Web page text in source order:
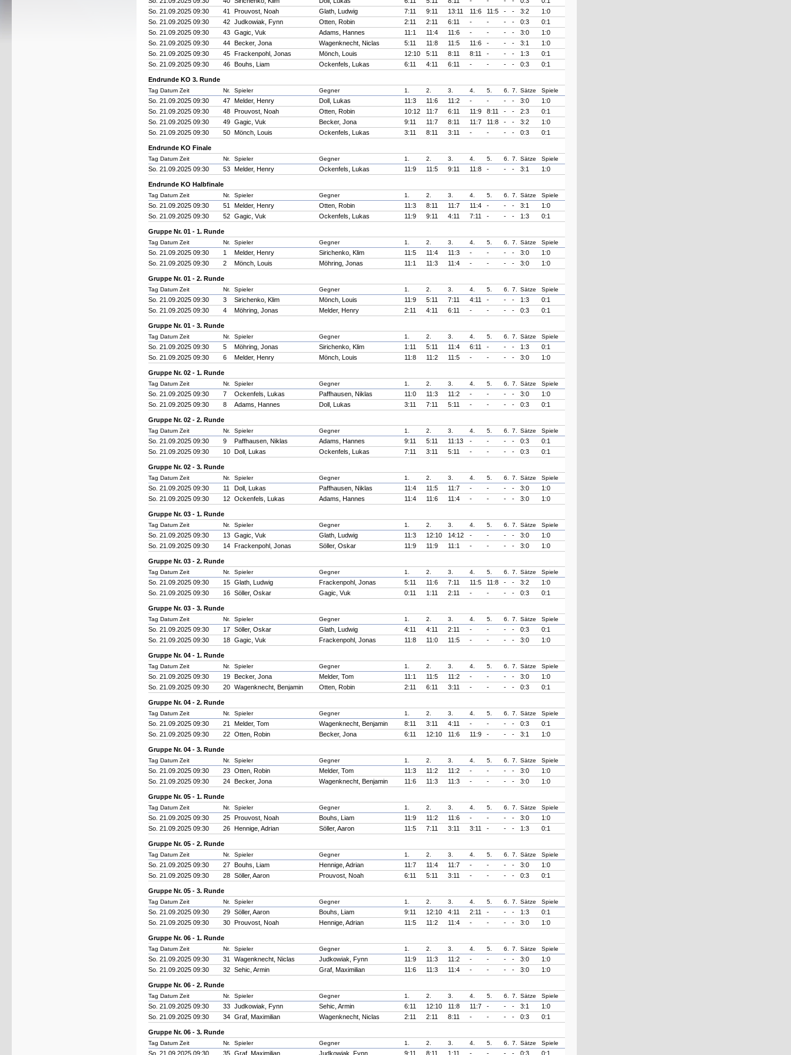
So. 21.09.2025 09:30
41 Prouvost, Noah Glath, Ludwig 7:11 9:11 13:11 11:6 11:5 - - 3:2
1:0
So. 21.09.2025 09:30
42 Judkowiak, Fynn Otten, Robin 2:11 2:11 6:11 - - - - 0:3
0:1
So. 21.09.2025 09:30
43 Gagic, Vuk Adams, Hannes 11:1 11:4 11:6 - - - - 3:0
1:0
So. 21.09.2025 09:30
44 Becker, Jona Wagenknecht, Niclas 5:11 11:8 11:5 11:6 - - - 3:1
1:0
So. 21.09.2025 09:30
45 Frackenpohl, Jonas Mönch, Louis 12:10 5:11 8:11 8:11 - - - 1:3
0:1
So. 21.09.2025 09:30
46 Bouhs, Liam Ockenfels, Lukas 6:11 4:11 6:11 - - - - 0:3 0:1
Endrunde KO 3. Runde
Tag Datum Zeit Nr. Spieler Gegner 1. 2. 3. 4. 5. 6. 7. Sätze Spiele
So. 21.09.2025 09:30 47 Melder, Henry Doll, Lukas 11:3 11:6 11:2 - - - - 3:0
1:0
So. 21.09.2025 09:30
48 Prouvost, Noah Otten, Robin 10:12 11:7 6:11 11:9 8:11 - - 2:3
0:1
So. 21.09.2025 09:30
49 Gagic, Vuk Becker, Jona 9:11 11:7 8:11 11:7 11:8 - - 3:2
1:0
So. 21.09.2025 09:30
50 Mönch, Louis Ockenfels, Lukas 3:11 8:11 3:11 - - - - 0:3 0:1
Endrunde KO Finale
Tag Datum Zeit Nr. Spieler Gegner 1. 2. 3. 4. 5. 6. 7. Sätze Spiele
So. 21.09.2025 09:30 53 Melder, Henry Ockenfels, Lukas 11:9 11:5 9:11 11:8 - - - 3:1 1:0
Endrunde KO Halbfinale
Tag Datum Zeit Nr. Spieler Gegner 1. 2. 3. 4. 5. 6. 7. Sätze Spiele
So. 21.09.2025 09:30 51 Melder, Henry Otten, Robin 11:3 8:11 11:7 11:4 - - - 3:1
1:0
So. 21.09.2025 09:30
52 Gagic, Vuk Ockenfels, Lukas 11:9 9:11 4:11 7:11 - - - 1:3 0:1
Gruppe Nr. 01 - 1. Runde
Tag Datum Zeit Nr. Spieler Gegner 1. 2. 3. 4. 5. 6. 7. Sätze Spiele
So. 21.09.2025 09:30 1 Melder, Henry Sirichenko, Klim 11:5 11:4 11:3 - - - - 3:0
1:0
So. 21.09.2025 09:30
2 Mönch, Louis Möhring, Jonas 11:1 11:3 11:4 - - - - 3:0 1:0
Gruppe Nr. 01 - 2. Runde
Tag Datum Zeit Nr. Spieler Gegner 1. 2. 3. 4. 5. 6. 7. Sätze Spiele
So. 21.09.2025 09:30 3 Sirichenko, Klim Mönch, Louis 11:9 5:11 7:11 4:11 - - - 1:3
0:1
So. 21.09.2025 09:30
4 Möhring, Jonas Melder, Henry 2:11 4:11 6:11 - - - - 0:3 0:1
Gruppe Nr. 01 - 3. Runde
Tag Datum Zeit Nr. Spieler Gegner 1. 2. 3. 4. 5. 6. 7. Sätze Spiele
So. 21.09.2025 09:30 5 Möhring, Jonas Sirichenko, Klim 1:11 5:11 11:4 6:11 - - - 1:3
0:1
So. 21.09.2025 09:30
6 Melder, Henry Mönch, Louis 11:8 11:2 11:5 - - - - 3:0 1:0
Gruppe Nr. 02 - 1. Runde
Tag Datum Zeit Nr. Spieler Gegner 1. 2. 3. 4. 5. 6. 7. Sätze Spiele
So. 21.09.2025 09:30 7 Ockenfels, Lukas Paffhausen, Niklas 11:0 11:3 11:2 - - - - 3:0
1:0
So. 21.09.2025 09:30
8 Adams, Hannes Doll, Lukas 3:11 7:11 5:11 - - - - 0:3 0:1
Gruppe Nr. 02 - 2. Runde
Tag Datum Zeit Nr. Spieler Gegner 1. 2. 3. 4. 5. 6. 7. Sätze Spiele
So. 21.09.2025 09:30 9 Paffhausen, Niklas Adams, Hannes 9:11 5:11 11:13 - - - - 0:3
0:1
So. 21.09.2025 09:30
10 Doll, Lukas Ockenfels, Lukas 7:11 3:11 5:11 - - - - 0:3 0:1
Gruppe Nr. 02 - 3. Runde
Tag Datum Zeit Nr. Spieler Gegner 1. 2. 3. 4. 5. 6. 7. Sätze Spiele
So. 21.09.2025 09:30 11 Doll, Lukas Paffhausen, Niklas 11:4 11:5 11:7 - - - - 3:0
1:0
So. 21.09.2025 09:30
12 Ockenfels, Lukas Adams, Hannes 11:4 11:6 11:4 - - - - 3:0 1:0
Gruppe Nr. 03 - 1. Runde
Tag Datum Zeit Nr. Spieler Gegner 1. 2. 3. 4. 5. 6. 7. Sätze Spiele
So. 21.09.2025 09:30 13 Gagic, Vuk Glath, Ludwig 11:3 12:10 14:12 - - - - 3:0
1:0
So. 21.09.2025 09:30
14 Frackenpohl, Jonas Söller, Oskar 11:9 11:9 11:1 - - - - 3:0 1:0
Gruppe Nr. 03 - 2. Runde
Tag Datum Zeit Nr. Spieler Gegner 1. 2. 3. 4. 5. 6. 7. Sätze Spiele
So. 21.09.2025 09:30 15 Glath, Ludwig Frackenpohl, Jonas 5:11 11:6 7:11 11:5 11:8 - - 3:2
1:0
So. 21.09.2025 09:30
16 Söller, Oskar Gagic, Vuk 0:11 1:11 2:11 - - - - 0:3 0:1
Gruppe Nr. 03 - 3. Runde
Tag Datum Zeit Nr. Spieler Gegner 1. 2. 3. 4. 5. 6. 7. Sätze Spiele
So. 21.09.2025 09:30 17 Söller, Oskar Glath, Ludwig 4:11 4:11 2:11 - - - - 0:3
0:1
So. 21.09.2025 09:30
18 Gagic, Vuk Frackenpohl, Jonas 11:8 11:0 11:5 - - - - 3:0 1:0
Gruppe Nr. 04 - 1. Runde
Tag Datum Zeit Nr. Spieler Gegner 1. 2. 3. 4. 5. 6. 7. Sätze Spiele
So. 21.09.2025 09:30 19 Becker, Jona Melder, Tom 11:1 11:5 11:2 - - - - 3:0
1:0
So. 21.09.2025 09:30
20 Wagenknecht, Benjamin Otten, Robin 2:11 6:11 3:11 - - - - 0:3 0:1
Gruppe Nr. 04 - 2. Runde
Tag Datum Zeit Nr. Spieler Gegner 1. 2. 3. 4. 5. 6. 7. Sätze Spiele
So. 21.09.2025 09:30 21 Melder, Tom Wagenknecht, Benjamin 8:11 3:11 4:11 - - - - 0:3
0:1
So. 21.09.2025 09:30
22 Otten, Robin Becker, Jona 6:11 12:10 11:6 11:9 - - - 3:1 1:0
Gruppe Nr. 04 - 3. Runde
Tag Datum Zeit Nr. Spieler Gegner 1. 2. 3. 4. 5. 6. 7. Sätze Spiele
So. 21.09.2025 09:30 23 Otten, Robin Melder, Tom 11:3 11:2 11:2 - - - - 3:0
1:0
So. 21.09.2025 09:30
24 Becker, Jona Wagenknecht, Benjamin 11:6 11:3 11:3 - - - - 3:0 1:0
Gruppe Nr. 05 - 1. Runde
Tag Datum Zeit Nr. Spieler Gegner 1. 2. 3. 4. 5. 6. 7. Sätze Spiele
So. 21.09.2025 09:30 25 Prouvost, Noah Bouhs, Liam 11:9 11:2 11:6 - - - - 3:0
1:0
So. 21.09.2025 09:30
26 Hennige, Adrian Söller, Aaron 11:5 7:11 3:11 3:11 - - - 1:3 0:1
Gruppe Nr. 05 - 2. Runde
Tag Datum Zeit Nr. Spieler Gegner 1. 2. 3. 4. 5. 6. 7. Sätze Spiele
So. 21.09.2025 09:30 27 Bouhs, Liam Hennige, Adrian 11:7 11:4 11:7 - - - - 3:0
1:0
So. 21.09.2025 09:30
28 Söller, Aaron Prouvost, Noah 6:11 5:11 3:11 - - - - 0:3 0:1
Gruppe Nr. 05 - 3. Runde
Tag Datum Zeit Nr. Spieler Gegner 1. 2. 3. 4. 5. 6. 7. Sätze Spiele
So. 21.09.2025 09:30 29 Söller, Aaron Bouhs, Liam 9:11 12:10 4:11 2:11 - - - 1:3
0:1
So. 21.09.2025 09:30
30 Prouvost, Noah Hennige, Adrian 11:5 11:2 11:4 - - - - 3:0 1:0
Gruppe Nr. 06 - 1. Runde
Tag Datum Zeit Nr. Spieler Gegner 1. 2. 3. 4. 5. 6. 7. Sätze Spiele
So. 21.09.2025 09:30 31 Wagenknecht, Niclas Judkowiak, Fynn 11:9 11:3 11:2 - - - - 3:0
1:0
So. 21.09.2025 09:30
32 Sehic, Armin Graf, Maximilian 11:6 11:3 11:4 - - - - 3:0 1:0
Gruppe Nr. 06 - 2. Runde
Tag Datum Zeit Nr. Spieler Gegner 1. 2. 3. 4. 5. 6. 7. Sätze Spiele
So. 21.09.2025 09:30 33 Judkowiak, Fynn Sehic, Armin 6:11 12:10 11:8 11:7 - - - 3:1
1:0
So. 21.09.2025 09:30
34 Graf, Maximilian Wagenknecht, Niclas 2:11 2:11 8:11 - - - - 0:3 0:1
Gruppe Nr. 06 - 3. Runde
Tag Datum Zeit Nr. Spieler Gegner 1. 2. 3. 4. 5. 6. 7. Sätze Spiele
So. 21.09.2025 09:30 35 Graf, Maximilian Judkowiak, Fynn 9:11 8:11 1:11 - - - - 0:3 0:1